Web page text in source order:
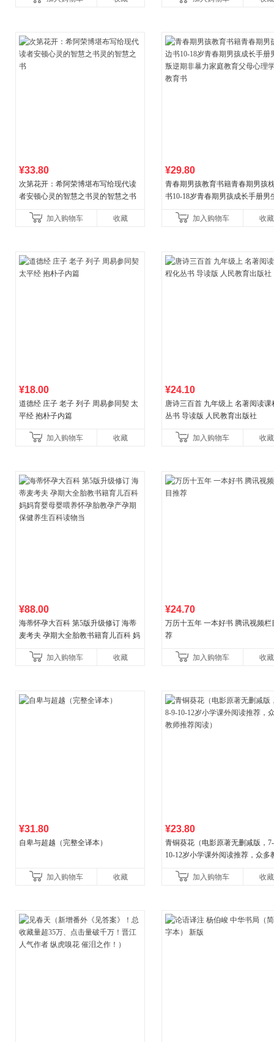
¥33.80
次第花开：希阿荣博堪布写给现代读
者安顿心灵的智慧之书灵的智慧之书
加入购物车 收藏
¥29.80
青春期男孩教育书籍青春期男孩
书10-18岁青春期男孩成长手册男
育书
加入购物车 收藏
¥18.00
道德经 庄子 老子 列子 周易参同契 太
平经 抱朴子内篇
加入购物车 收藏
¥24.10
唐诗三百首 九年级上 名著阅读课
丛书 导读版 人民教育出版社
加入购物车 收藏
¥88.00
海蒂怀孕大百科 第5版升级修订 海蒂
麦考夫 孕期大全胎教书籍育儿百科 妈
健养生百科读物当
加入购物车 收藏
¥24.70
万历十五年 一本好书 腾讯视频栏
荐
加入购物车 收藏
¥31.80
自卑与超越（完整全译本）
加入购物车 收藏
¥23.80
青铜葵花（电影原著无删减版，
10-12岁小学课外阅读推荐，众多
加入购物车
收藏